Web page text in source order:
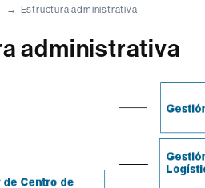
Estructura administrativa
administrativa